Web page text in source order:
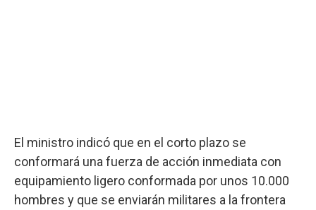
El ministro indicó que en el corto plazo se
conformará una fuerza de acción inmediata con
equipamiento ligero conformada por unos 10.000
hombres y que se enviarán militares a la frontera